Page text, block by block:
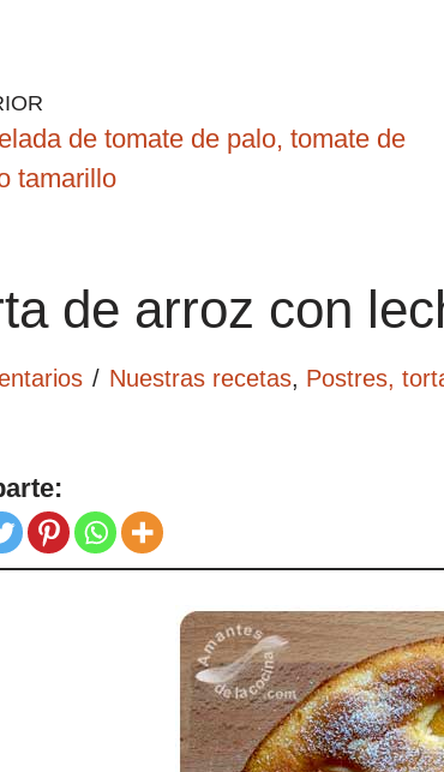
de tomate de palo, tomate de
tamarillo
de arroz con
Nuestras recetas, Postres,